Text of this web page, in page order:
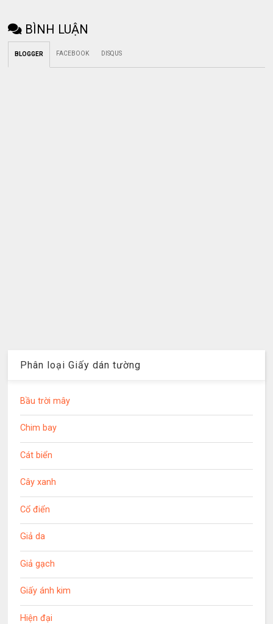
BÌNH LUẬN
BLOGGER FACEBOOK DISQUS
Phân loại Giấy dán tường
Bầu trời mây
Chim bay
Cát biển
Cây xanh
Cổ điển
Giả da
Giả gạch
Giấy ánh kim
Hiện đại